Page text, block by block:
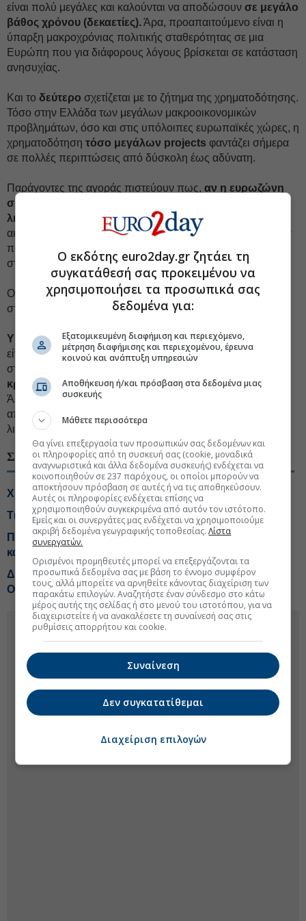
είναι πολύ μεγάλες και καλούνται να αποδώσουν σε μεγάλο
βάθος χρόνου (δεκαετίες).Άρα, προαπαιτούμενο είναι η
ύπαρξη μακροχρόνιας πολιτικής σταθερότητας σε μια
Ευρώπη που για διάφορους λόγους βρίσκεται σε κατάσταση
ανησυχίας.
Και το δεύτερο σχετίζεται με το ζήτημα της χρηματοδότησης.
Τόσο στην Ελλάδα των μεγάλων μακροοικονομικών
προβλημάτων, όσο και στις υπόλοιπες ευρωπαϊκές χώρες, η
χρηματοδότηση τόσο μεγάλων projects φαντάζει σήμερα
σε πολλές περιπτώσεις από δύσκολη έως αδύνατη.
Παράγοντες της αγοράς πιστεύουν πως, αν η ευρωζώνη
συνεχίσει απαρέγκλιτα την πολιτική της σκληρής
λιτότητας,
χωρίς να δώσει αναπτυξιακή διάσταση στο
ακολουθούμενο μίγμα οικονομικής πολιτικής, τότε δύσκολα
πολλά από τα μεγάλα έργα θα προχωρήσουν, τουλάχιστον
στο άμεσο μέλλον…
Οπότε και η ανάπτυξη της ευρωπαϊκής οικονομίας θα μπει
στον πάγο.
ΥΓ.:
Ειδικότερα για την Ελλάδα, επιπλέον μεγάλα εμπόδια
είναι η έλλειψη οργάνωσης, η απουσία μακροπρόθεσμων-
στρατηγικών στόχων,
κρατικής μηχανήςκ.ά.
Άλλωστε, αφού με τα χίλια ζόρια καταφέραμε να
αποκτήσουμε κυβέρνηση, είδαμε τρεις παραιτήσεις σε
λιγότερο από 15 ημέρες!
ΣΧΕΤΙΚΑ ΘΕΜΑΤΑ
Χρηματιστήριο: Διχασμός σε blue chips και τράπεζες
Τι αλλάζει το χωροταξικό στις τουριστικές επενδύσεις
Πληθωρισμός 3,4% με ανατιμήσεις-φωτιά σε βενζίνη
και πετρέλαιο κίνησης
ΔΕΗ: Νέο deal για ΑΠΕ άνω των 2 GW σε Πολωνία και
Ουγγαρία
Ο εκδότης euro2day.gr ζητάει τη
συγκατάθεσή σας προκειμένου να
χρησιμοποιήσει τα προσωπικά σας
δεδομένα για:
Εξατομικευμένη διαφήμιση και περιεχόμενο,
μέτρηση διαφήμισης και περιεχομένου, έρευνα
κοινού και ανάπτυξη υπηρεσιών
Αποθήκευση ή/και πρόσβαση στα δεδομένα μιας
συσκευής
Μάθετε περισσότερα
Θα γίνει επεξεργασία των προσωπικών σας δεδομένων και
οι πληροφορίες από τη συσκευή σας (cookie, μοναδικά
αναγνωριστικά και άλλα δεδομένα συσκευής) ενδέχεται να
κοινοποιηθούν σε 237 παρόχους, οι οποίοι μπορούν να
αποκτήσουν πρόσβαση σε αυτές ή να τις αποθηκεύσουν.
Αυτές οι πληροφορίες ενδέχεται επίσης να
χρησιμοποιηθούν συγκεκριμένα από αυτόν τον ιστότοπο.
Εμείς και οι συνεργάτες μας ενδέχεται να χρησιμοποιούμε
ακριβή δεδομένα γεωγραφικής τοποθεσίας.Λίστα
συνεργατών.
Ορισμένοι προμηθευτές μπορεί να επεξεργάζονται τα
προσωπικά δεδομένα σας με βάση το έννομο συμφέρον
τους, αλλά μπορείτε να αρνηθείτε κάνοντας διαχείριση των
παρακάτω επιλογών. Αναζητήστε έναν σύνδεσμο στο κάτω
μέρος αυτής της σελίδας ή στο μενού του ιστοτόπου, για να
διαχειριστείτε ή να ανακαλέσετε τη συναίνεσή σας στις
ρυθμίσεις απορρήτου και cookie.
Συναίνεση
Δεν συγκατατίθεμαι
Διαχείριση επιλογών